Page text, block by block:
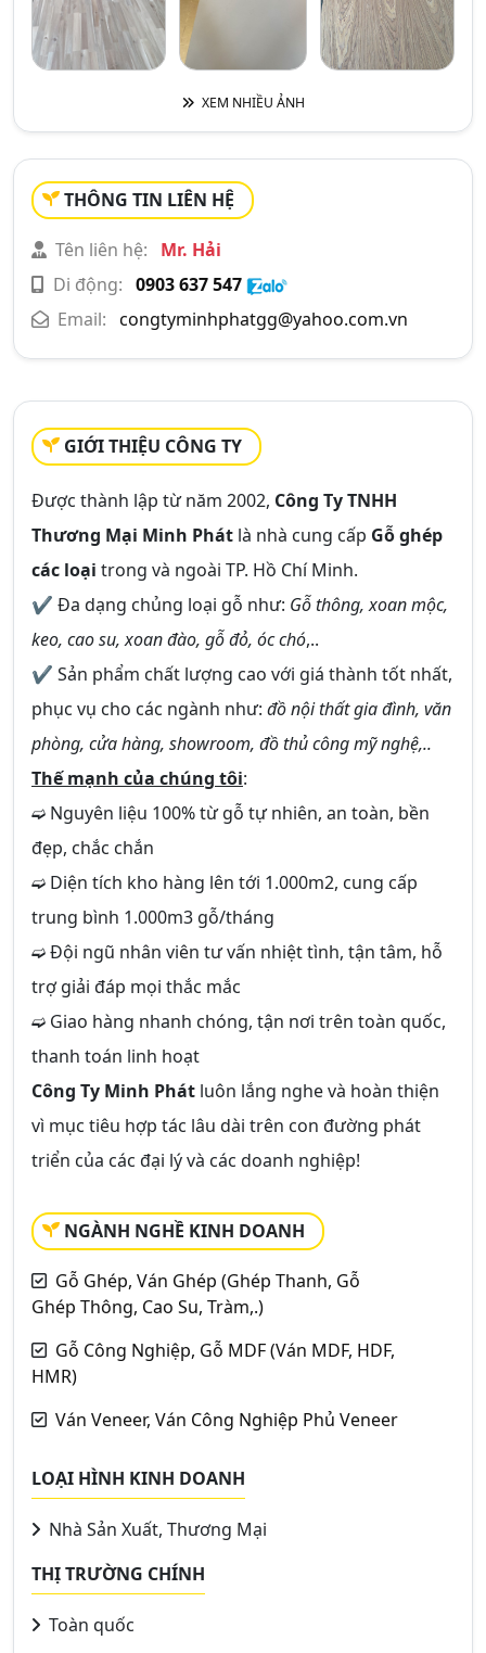
XEM NHIỀU ẢNH
THÔNG TIN LIÊN HỆ
Tên liên hệ:
Mr. Hải
Di động: 0903 637 547
Email: congtyminhphatgg@yahoo.com.vn
GIỚI THIỆU CÔNG TY
Được thành lập từ năm 2002, Công Ty TNHH
Thương Mại Minh Phát là nhà cung cấp Gỗ ghép
các loại trong và ngoài TP. Hồ Chí Minh.
✔ Đa dạng chủng loại gỗ như: Gỗ thông, xoan mộc,
keo, cao su, xoan đào, gỗ đỏ, óc chó,..
✔ Sản phẩm chất lượng cao với giá thành tốt nhất,
phục vụ cho các ngành như: đồ nội thất gia đình, văn
phòng, cửa hàng, showroom, đồ thủ công mỹ nghệ,..
Thế mạnh của chúng tôi:
➫ Nguyên liệu 100% từ gỗ tự nhiên, an toàn, bền
đẹp, chắc chắn
➫ Diện tích kho hàng lên tới 1.000m2, cung cấp
trung bình 1.000m3 gỗ/tháng
➫ Đội ngũ nhân viên tư vấn nhiệt tình, tận tâm, hỗ
trợ giải đáp mọi thắc mắc
➫ Giao hàng nhanh chóng, tận nơi trên toàn quốc,
thanh toán linh hoạt
Công Ty Minh Phát luôn lắng nghe và hoàn thiện
vì mục tiêu hợp tác lâu dài trên con đường phát
triển của các đại lý và các doanh nghiệp!
NGÀNH NGHỀ KINH DOANH
Gỗ Ghép, Ván Ghép (Ghép Thanh, Gỗ
Ghép Thông, Cao Su, Tràm,.)
Gỗ Công Nghiệp, Gỗ MDF (Ván MDF, HDF,
HMR)
Ván Veneer, Ván Công Nghiệp Phủ Veneer
LOẠI HÌNH KINH DOANH
Nhà Sản Xuất, Thương Mại
THỊ TRƯỜNG CHÍNH
Toàn quốc